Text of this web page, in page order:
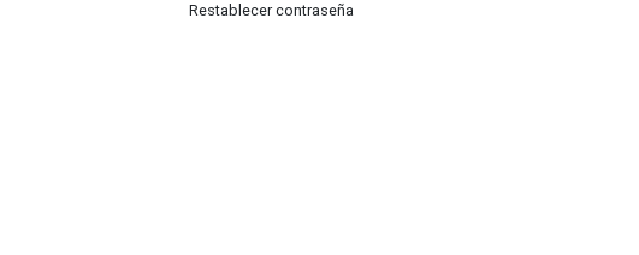
Restablecer contraseña